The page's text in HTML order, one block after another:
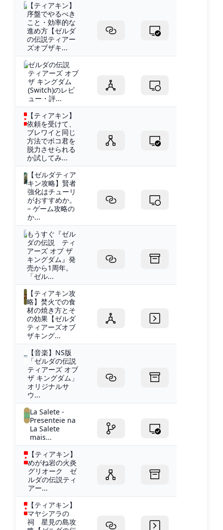
【ティアキン】
序盤でやるべき
こと・効率的な
進め方【ゼルダ
の伝説ティアー
ズオブザキ...
ゼルダの伝説
ティアーズ オブ
ザ キングダム
(Switch)のレビ
ュー・評...
【ティアキン】
依頼を受けて、
ブレワイと同じ
方法でボコ君を
脱力させられる
か試してみ...
【ゼルダティア
キン攻略】賢者
強化はチューリ
がおすすめか。
– ゲーム攻略の
か...
もうすぐ『ゼル
ダの伝説 ティ
アーズ オブ ザ
キングダム』発
売から1周年。
「ゼル...
【ティアキン攻
略】焚火での食
材の焼き方とそ
の効果【ゼルダ
ティアーズオブ
ザキング...
【音楽】NS版
「ゼルダの伝説
ティアーズ オブ
ザ キングダム」
オリジナルサ
ウ...
La Salete -
Presenteie na
La Salete
mais...
【ティアキン】
めがね岩の火炎
グリオーク ゼ
ルダの伝説ティ
アー...
【ティアキン】
マヤシアラの
祠 星見の島攻